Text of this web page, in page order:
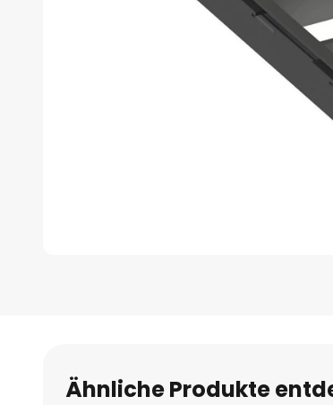
springen
Ähnliche Produkte